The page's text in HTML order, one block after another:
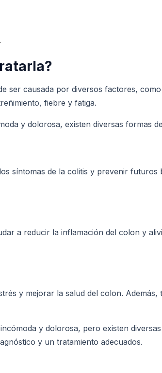
ser causada por diversos factores,
fiebre y fatiga.
y dolorosa, existen diversas formas
síntomas de la colitis y prevenir
a reducir la inflamación del colon y
y mejorar la salud del colon.
y dolorosa, pero existen
y un tratamiento adecuados.